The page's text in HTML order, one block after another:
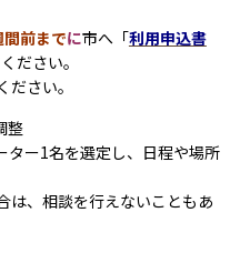
前までに市へ「利用申込書
ださい。
さい。
整
ター1名を選定し、日程や場所
、相談を行えないこともあ